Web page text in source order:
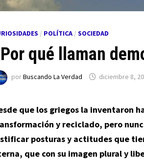
/ POLÍTICA/ SOCIEDAD
qué llaman
porBuscando La Verdad diciembre 8,
que los griegos la inventaron
y reciclado, pero
posturas y actitudes que
que con su imagen plural y